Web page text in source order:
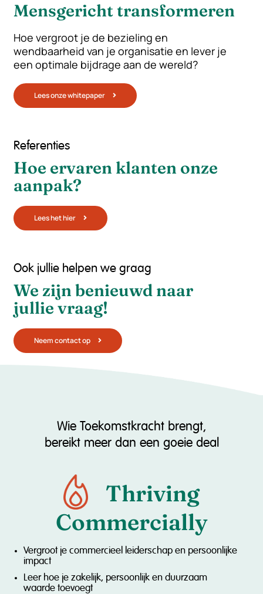
Mensgericht transformeren
Hoe vergroot je de bezieling en
wendbaarheid van je organisatie en lever je
een optimale bijdrage aan de wereld?
Lees onze whitepaper
Referenties
Hoe ervaren klanten onze
aanpak?
Lees het hier
Ook jullie helpen we graag
We zijn benieuwd naar
jullie vraag!
Neem contact op
Wie Toekomstkracht brengt,
bereikt meer dan een goeie deal
Thriving
Commercially
Vergroot je commercieel leiderschap en persoonlijke
impact
Leer hoe je zakelijk, persoonlijk en duurzaam
waarde toevoegt